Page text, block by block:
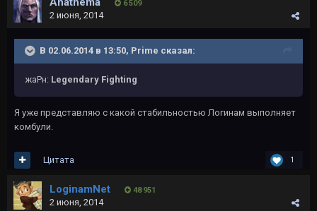
6 509
2 июня, 2014
В 02.06.2014 в 13:50, Primе сказал:
жаРн: Legendary Fighting
Я уже представляю с какой стабильностью Логинам выполняет
комбули.
1
Цитата
LoginamNet 48 951
2 июня, 2014